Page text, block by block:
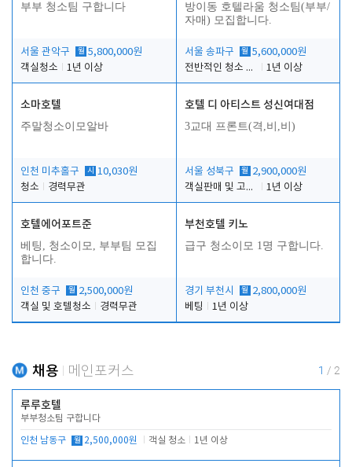
부부 청소팀 구합니다
서울 관악구 월 5,800,000원
객실청소
1년 이상
방이동 호텔라움 청소팀(부부/
자매) 모집합니다.
서울 송파구 월 5,600,000원
전반적인 청소 업무(객실청소.객실정리)
1년 이상
소마호텔
주말청소이모알바
인천 미추홀구 시 10,030원
청소
경력무관
호텔 디 아티스트 성신여대점
3교대 프론트(격,비,비)
서울 성북구 월 2,900,000원
객실판매 및 고객응대
1년 이상
호텔에어포트준
베팅, 청소이모, 부부팀 모집
합니다.
인천 중구 월 2,500,000원
객실 및 호텔청소
경력무관
부천호텔 키노
급구 청소이모 1명 구합니다.
경기 부천시 월 2,800,000원
베팅
1년 이상
채용 메인포커스 1 / 2
루루호텔
부부청소팀 구합니다
인천 남동구 월 2,500,000원 객실 청소 1년 이상